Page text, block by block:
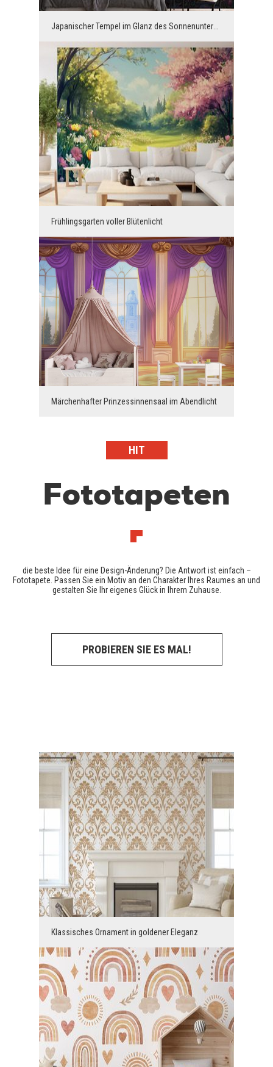
Frühlingsgarten voller Blütenlicht
Märchenhafter Prinzessinnensaal im Abendlicht
HIT
Fototapeten
die beste Idee für eine Design-Änderung? Die Antwort ist einfach –
Fototapete. Passen Sie ein Motiv an den Charakter Ihres Raumes an und
gestalten Sie Ihr eigenes Glück in Ihrem Zuhause.
PROBIEREN SIE ES MAL!
Klassisches Ornament in goldener Eleganz